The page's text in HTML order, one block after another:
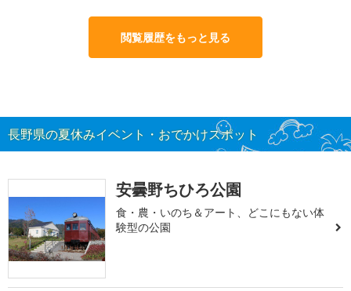
閲覧履歴をもっと見る
長野県の夏休みイベント・おでかけスポット
安曇野ちひろ公園
食・農・いのち＆アート、どこにもない体
験型の公園